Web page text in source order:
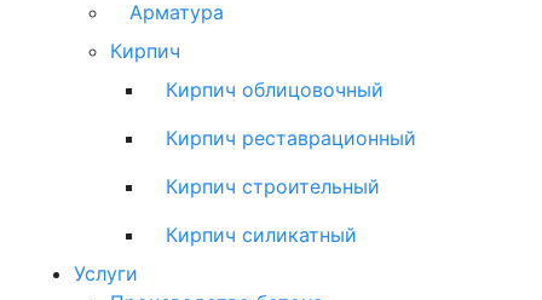
Арматура
Кирпич
Кирпич облицовочный
Кирпич реставрационный
Кирпич строительный
Кирпич силикатный
Услуги